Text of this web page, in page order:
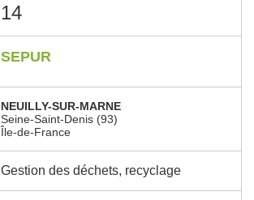
14
SEPUR
NEUILLY-SUR-MARNE
Seine-Saint-Denis (93)
Île-de-France
Gestion des déchets, recyclage